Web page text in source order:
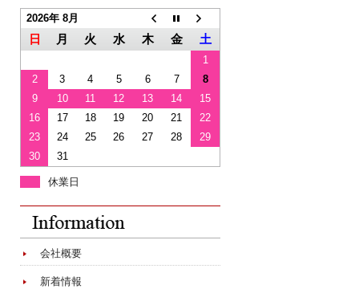
2026年 8月
日 月 火 水 木 金 土
1
2
3 4 5 6 7
8
9
10 11 12 13 14
15
16
17 18 19 20 21
22
23
24 25 26 27 28
29
30
31
休業日
会社概要
新着情報